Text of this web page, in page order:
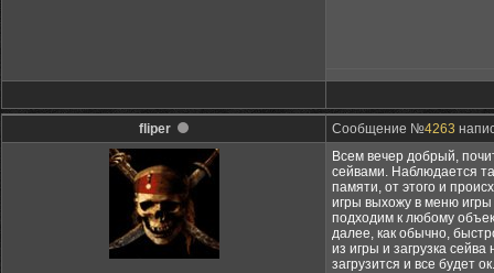
fliper Сообщение №4263
Всем вечер добрый,
сейвами. Наблюдается
памяти, от этого и
игры выхожу в меню игры
подходим к любому
далее, как обычно,
из игры и загрузка
загрузится и все будет